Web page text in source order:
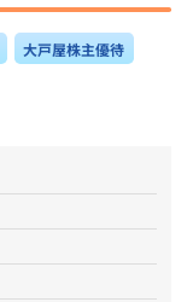
大戸屋株主優待